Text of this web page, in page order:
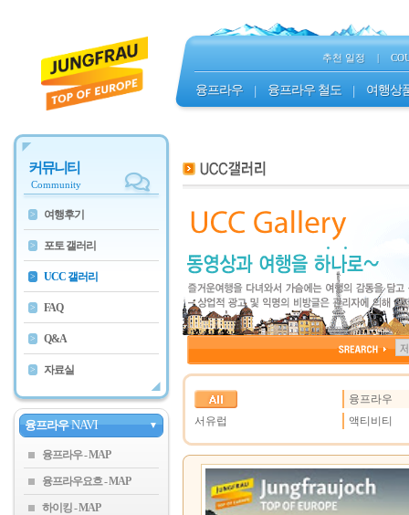
추천 일정 |
융프라우 융프라우 철도 여행상
커뮤니티
Community
> 여행후기
> 포토 갤러리
> UCC 갤러리
> FAQ
> Q&A
> 자료실
융프라우 NAVI ▼
융프라우
융프라우요흐
하이킹
융프라우
서유럽
액티비티